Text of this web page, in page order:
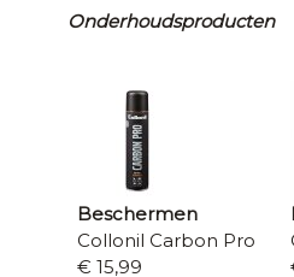
Onderhoudsproducten
Beschermen
Collonil Carbon Pro
€ 15,99